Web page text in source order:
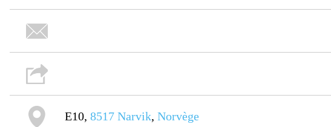
E10,8517 Narvik,Norvège